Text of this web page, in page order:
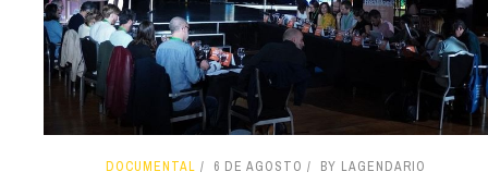
DOCUMENTAL 6 DE AGOSTO BY LAGENDARIO